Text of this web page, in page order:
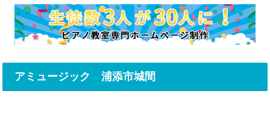
アミュージック 浦添市城間